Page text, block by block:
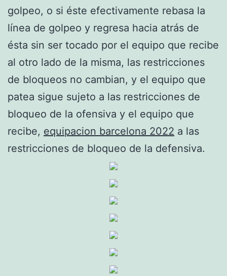
golpeo, o si éste efectivamente rebasa la
línea de golpeo y regresa hacia atrás de
ésta sin ser tocado por el equipo que recibe
al otro lado de la misma, las restricciones
de bloqueos no cambian, y el equipo que
patea sigue sujeto a las restricciones de
bloqueo de la ofensiva y el equipo que
recibe, equipacion barcelona 2022 a las
restricciones de bloqueo de la defensiva.